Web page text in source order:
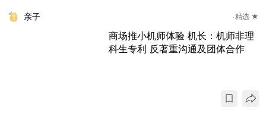
亲子 精选 ★
商场推小机师体验 机长：机师非理
科生专利 反著重沟通及团体合作